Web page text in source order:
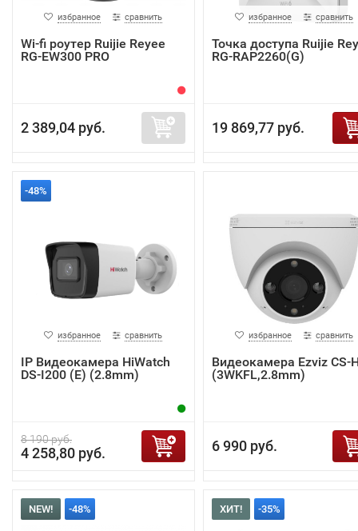
избранное сравнить
Wi-fi роутер Ruijie Reyee
RG-EW300 PRO
2 389,04 руб.
избранное сравнить
Точка доступа Ruijie
RG-RAP2260(G)
19 869,77 руб.
-48%
избранное сравнить
IP Видеокамера HiWatch
DS-I200 (E) (2.8mm)
8 190 руб.
4 258,80 руб.
избранное сравнить
Видеокамера Ezviz CS-
(3WKFL,2.8mm)
6 990 руб.
NEW! -48% ХИТ! -35%